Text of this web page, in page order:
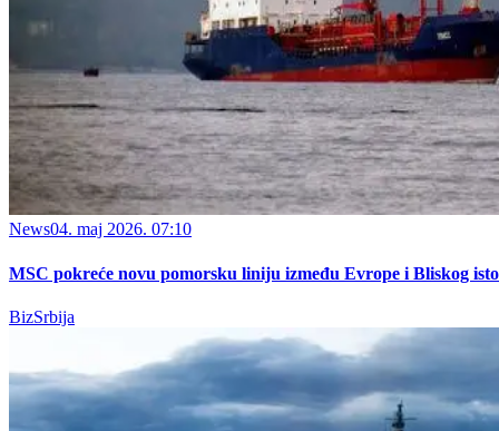
News04. maj 2026. 07:10
MSC pokreće novu pomorsku liniju između Evrope i Bliskog
BizSrbija